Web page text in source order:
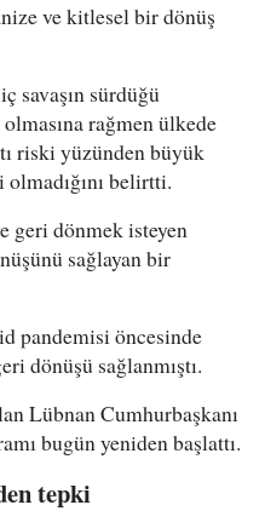
ve kitlesel bir dönüş
savaşın sürdüğü
rağmen ülkede
riski yüzünden büyük
belirtti.
geri dönmek isteyen
sağlayan bir
pandemisi öncesinde
dönüşü sağlanmıştı.
Lübnan Cumhurbaşkanı
bugün yeniden başlattı.
tepki